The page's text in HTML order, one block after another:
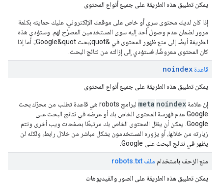
يمكن تطبيق هذه الطريقة على جميع أنواع المحتوى
إذا كان لديك محتوى سري أو خاص على موقعك الإلكتروني، عليك حمايته بكلمة
مرور لضمان عدم وصول أحد إليه سوى المستخدمين المصرَّح لهم. وستؤدي هذه
الطريقة أيضًا إلى منع ظهور المحتوى في &quot;بحث Google&quot;. أما إذا
كان المحتوى معروضًا، فستؤدي إلى إزالته من نتائج البحث.
قاعدة noindex
يمكن تطبيق هذه الطريقة على جميع أنواع المحتوى
إنّ علامة noindex
meta لبرامج robots هي قاعدة تطلب من محرّك بحث
Google عدم فهرسة المحتوى الخاص بك أو عرضه في نتائج البحث على
Google. يمكن أن يظل المحتوى الخاص بك مرتبطًا بصفحات ويب أخرى وتتم
زيارته من خلالها، أو يزوره المستخدمون بشكل مباشر من خلال رابط، ولكنّه لن
يظهر في نتائج البحث على Google.
منع الزحف باستخدام ملف robots .txt
يمكن تطبيق هذه الطريقة على الصور والفيديوهات